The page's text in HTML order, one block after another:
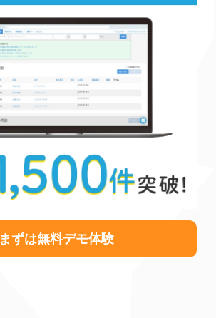
まずは無料デモ体験